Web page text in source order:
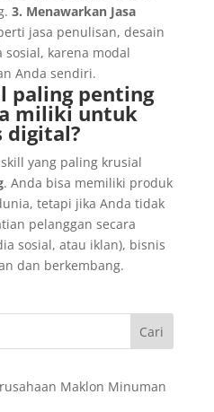
3. Menawarkan Jasa
jasa penulisan, desain
karena modal
Anda sendiri.
paling penting
miliki untuk
digital?
yang paling krusial
. Anda bisa memiliki produk
tetapi jika Anda tidak
pelanggan secara
sosial, atau iklan), bisnis
dan berkembang.
Cari